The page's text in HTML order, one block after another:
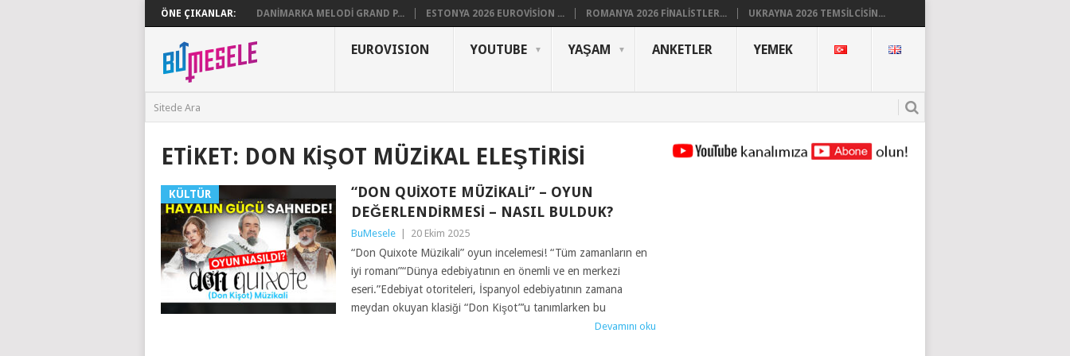
ÖNE ÇIKANLAR: DANIMARKA MELODI GRAND P... ESTONYA 2026 EUROVISION ... ROMANYA 2026 FINALISTLER... UKRAYNA 2026 TEMSILCISIN...
EUROVISION YOUTUBE YAŞAM ANKETLER YEMEK
ETIKET: DON KIŞOT MÜZIKAL ELEŞTIRISI
KÜLTÜR
“DON QUIXOTE MÜZIKALI” – OYUN
DEĞERLENDIRMESI – NASIL BULDUK?
BuMesele 20 Ekim 2025
“Don Quixote Müzikali” oyun incelemesi! “Tüm zamanların en
iyi romanı”“Dünya edebiyatının en önemli ve en merkezi
eseri.”Edebiyat otoriteleri, İspanyol edebiyatının zamana
meydan okuyan klasiği “Don Kişot”’u tanımlarken bu
Devamını oku